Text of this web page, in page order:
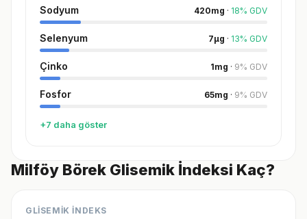
Sodyum 420mg · 18% GDV
Selenyum 7µg · 13% GDV
Çinko 1mg · 9% GDV
Fosfor 65mg · 9% GDV
+7 daha göster
Milföy Börek Glisemik İndeksi Kaç?
GLİSEMİK İNDEKS